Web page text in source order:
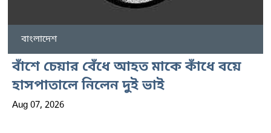
বাংলাদেশ
বাঁশে চেয়ার বেঁধে আহত মাকে কাঁধে বয়ে
হাসপাতালে নিলেন দুই ভাই
Aug 07, 2026